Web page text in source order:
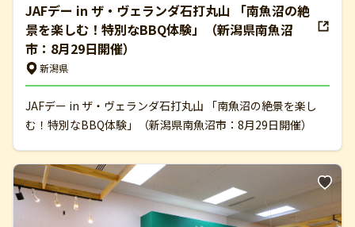
JAFデー in ザ・ヴェランダ石打丸山 「南魚沼の絶
景を楽しむ！特別なBBQ体験」（新潟県南魚沼
市：8月29日開催）
新潟県
JAFデー in ザ・ヴェランダ石打丸山 「南魚沼の絶景を楽し
む！特別なBBQ体験」（新潟県南魚沼市：8月29日開催）